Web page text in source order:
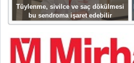
Tüylenme, sivilce ve saç dökülmesi
bu sendroma işaret edebilir